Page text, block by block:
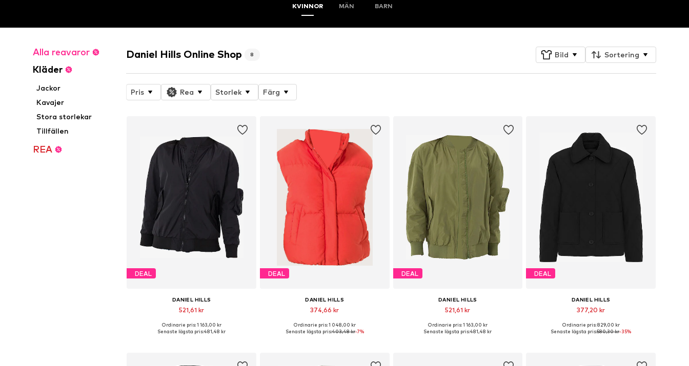
KVINNOR MÄN BARN
Alla reavaror
Kläder
Jackor
Kavajer
Stora storlekar
Tillfällen
REA
Daniel Hills Online Shop 8 Bild Sortering
Pris Rea Storlek Färg
DEAL
DANIEL HILLS
521,61 kr
Tillgängliga storlekar: M
Ordinarie pris: 1 163,00 kr
Senaste lägsta pris:481,48 kr
DEAL
DANIEL HILLS
374,66 kr
Tillgängliga storlekar: XS
Ordinarie pris: 1 048,00 kr
Senaste lägsta pris:403,48 kr-7%
DEAL
DANIEL HILLS
521,61 kr
Tillgängliga storlekar: S
Ordinarie pris: 1 163,00 kr
Senaste lägsta pris:481,48 kr
DEAL
DANIEL HILLS
377,20 kr
Tillgängliga storlekar: XL
Ordinarie pris: 829,00 kr
Senaste lägsta pris:580,30 kr-35%